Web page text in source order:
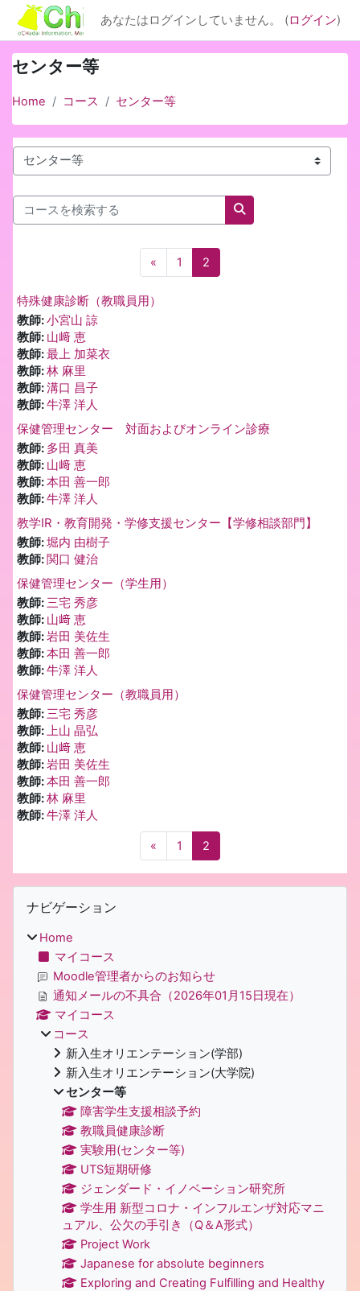
メインコンテンツへスキップする
あなたはログインしていません。 (ログイン)
センター等
Home コース センター等
コースカテゴリ
コースを検索する
コースを検索する
« 前のページ
1 ページ 1
2
特殊健康診断（教職員用）
教師:小宮山 諒
教師: 山﨑 恵
教師:最上 加菜衣
教師:林 麻里
教師:溝口 昌子
教師:牛澤 洋人
保健管理センター 対面およびオンライン診療
教師: 多田 真美
教師: 山﨑 恵
教師:本田 善一郎
教師:牛澤 洋人
教学IR・教育開発・学修支援センター【学修相談部門】
教師:堀内 由樹子
教師: 関口 健治
保健管理センター（学生用）
教師:三宅 秀彦
教師: 山﨑 恵
教師:岩田 美佐生
教師:本田 善一郎
教師:牛澤 洋人
保健管理センター（教職員用）
教師:三宅 秀彦
教師:上山 晶弘
教師: 山﨑 恵
教師:岩田 美佐生
教師:本田 善一郎
教師:林 麻里
教師:牛澤 洋人
« 前のページ
1 ページ 1
2
ブロック
ナビゲーション
Home
マイコース
Moodle管理者からのお知らせ
通知メールの不具合（2026年01月15日現在）
マイコース
コース
新入生オリエンテーション(学部)
新入生オリエンテーション(大学院)
センター等
障害学生支援相談予約
教職員健康診断
実験用(センター等)
UTS短期研修
ジェンダード・イノベーション研究所
学生用 新型コロナ・インフルエンザ対応マニ
ュアル、公欠の手引き（Q＆A形式）
Project Work
Japanese for absolute beginners
Exploring and Creating Fulfilling and Healthy